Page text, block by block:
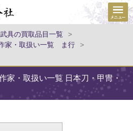
具の買取品目一覧
>
家・取扱い一覧 ま行
>
家・取扱い一覧 日本刀・甲冑・